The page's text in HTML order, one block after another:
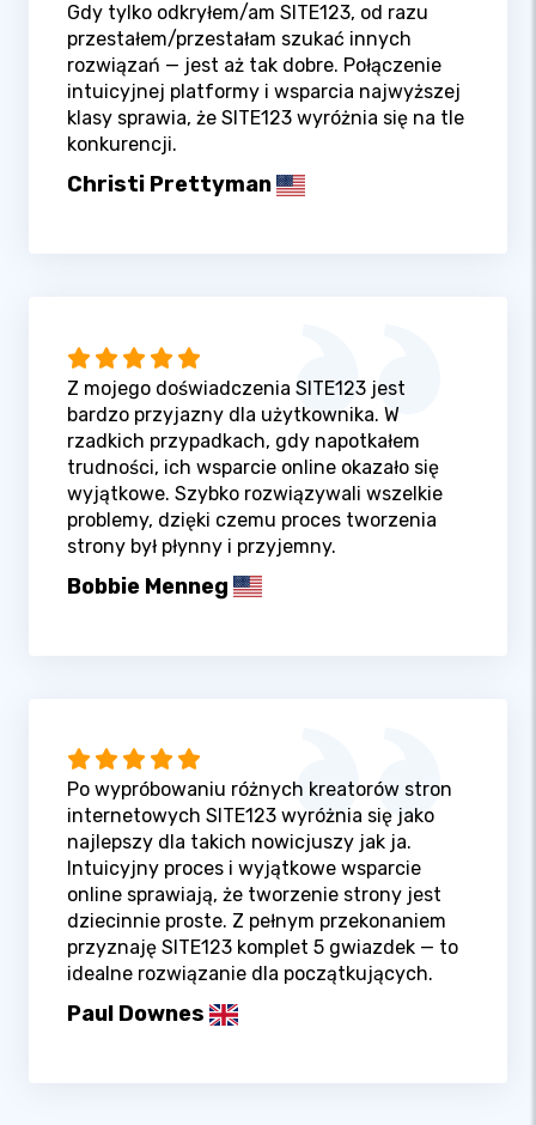
Gdy tylko odkryłem/am SITE123, od razu
przestałem/przestałam szukać innych
rozwiązań — jest aż tak dobre. Połączenie
intuicyjnej platformy i wsparcia najwyższej
klasy sprawia, że SITE123 wyróżnia się na tle
konkurencji.
Christi Prettyman
Z mojego doświadczenia SITE123 jest
bardzo przyjazny dla użytkownika. W
rzadkich przypadkach, gdy napotkałem
trudności, ich wsparcie online okazało się
wyjątkowe. Szybko rozwiązywali wszelkie
problemy, dzięki czemu proces tworzenia
strony był płynny i przyjemny.
Bobbie Menneg
Po wypróbowaniu różnych kreatorów stron
internetowych SITE123 wyróżnia się jako
najlepszy dla takich nowicjuszy jak ja.
Intuicyjny proces i wyjątkowe wsparcie
online sprawiają, że tworzenie strony jest
dziecinnie proste. Z pełnym przekonaniem
przyznaję SITE123 komplet 5 gwiazdek — to
idealne rozwiązanie dla początkujących.
Paul Downes